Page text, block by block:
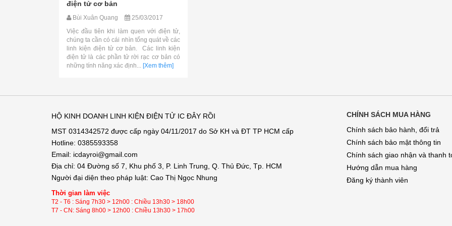
điện tử cơ bản
Bùi Xuân Quang
25/03/2017
Việc đầu tiên khi làm quen với điện tử,
chúng ta cần có cái nhìn tổng quát về các
linh kiện điện tử cơ bản. Các linh kiện
điện tử là các phần tử rời rạc cơ bản có
những tính năng xác định... [Xem thêm]
HỘ KINH DOANH LINH KIỆN ĐIỆN TỬ IC ĐÂY RỒI
MST 0314342572 được cấp ngày 04/11/2017 do Sở KH và ĐT TP HCM cấp
Hotline: 0385593358
Email: icdayroi@gmail.com
Địa chỉ: 04 Đường số 7, Khu phố 3, P. Linh Trung, Q. Thủ Đức, Tp. HCM
Người đại diện theo pháp luật: Cao Thị Ngọc Nhung
Thời gian làm việc
T2 - T6 : Sáng 7h30 > 12h00 : Chiều 13h30 > 18h00
T7 - CN: Sáng 8h00 > 12h00 : Chiều 13h30 > 17h00
CHÍNH SÁCH MUA HÀNG
Chính sách bảo hành, đổi trả
Chính sách bảo mật thông tin
Chính sách giao nhận và thanh
Hướng dẫn mua hàng
Đăng ký thành viên